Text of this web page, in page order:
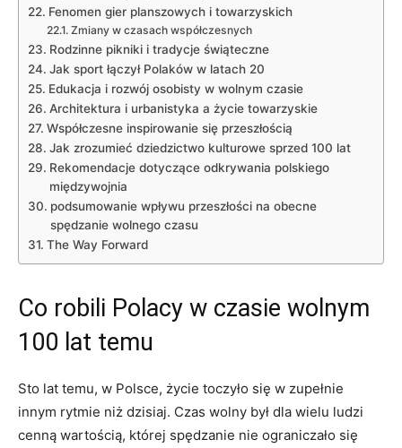
Fenomen gier planszowych i towarzyskich
Zmiany w czasach współczesnych
Rodzinne pikniki i tradycje⁢ świąteczne
Jak⁤ sport łączył Polaków w latach 20
Edukacja i rozwój osobisty w wolnym czasie
Architektura i⁤ urbanistyka a ⁤życie towarzyskie
Współczesne inspirowanie się przeszłością
Jak ⁢zrozumieć dziedzictwo kulturowe sprzed 100 lat
Rekomendacje⁤ dotyczące odkrywania polskiego
międzywojnia
podsumowanie‌ wpływu przeszłości na obecne‍
spędzanie wolnego czasu
The Way Forward
Co ⁣robili Polacy w czasie wolnym
100 lat temu
Sto ⁤lat temu, w‌ Polsce, życie toczyło się w zupełnie
innym rytmie niż dzisiaj. ⁣Czas wolny był​ dla wielu‌ ludzi
cenną wartością, ⁣której spędzanie ‍nie ograniczało się